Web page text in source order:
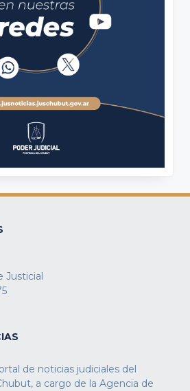
Justicial
de noticias judiciales del
a cargo de la Agencia de